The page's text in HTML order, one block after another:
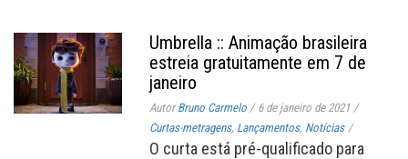
Umbrella :: Animação brasileira
estreia gratuitamente em 7 de
janeiro
AutorBruno Carmelo / 6 de janeiro de 2021 /
Curtas-metragens, Lançamentos, Notícias /
O curta está pré-qualificado para